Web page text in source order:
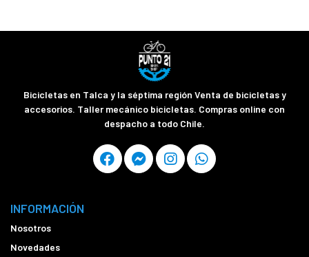
Bicicletas en Talca y la séptima región Venta de bicicletas y
accesorios. Taller mecánico bicicletas. Compras online con
despacho a todo Chile.
INFORMACIÓN
Nosotros
Novedades